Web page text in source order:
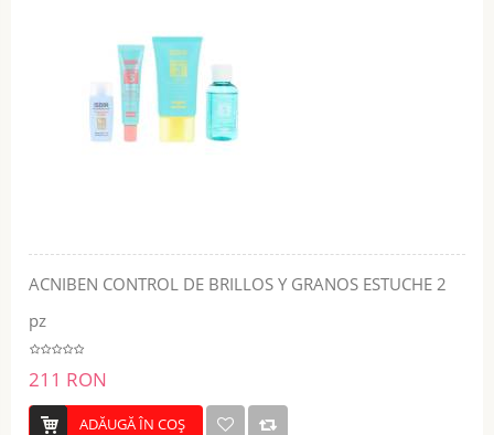
ACNIBEN CONTROL DE BRILLOS Y GRANOS ESTUCHE 2
pz
211 RON
ADĂUGĂ ÎN COŞ